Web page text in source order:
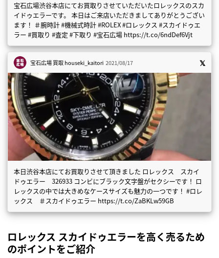
宝石広場渋谷本店にてお買取りさせていただいたロレックスのスカ
イドゥエラーです。 本日はご来店いただきましてありがとうござい
ます！ ＃腕時計 #機械式時計 #ROLEX #ロレックス #スカイドゥエ
ラー #買取り #査定 #下取り #宝石広場 https://t.co/6ndDef6Vjt
宝石広場 買取houseki_kaitori 2021/08/17
本日渋谷本店にてお買取りさせて頂きました ロレックス スカイ
ドゥエラー 326933 コンビにブラック文字盤がセクシーです！ ロ
レックスの中では大きめなケースサイズも魅力の一つです！ #ロレ
ックス ＃スカイドゥエラー https://t.co/ZaBKLw59GB
ロレックス スカイドゥエラーを高く売るため
のポイントをご紹介